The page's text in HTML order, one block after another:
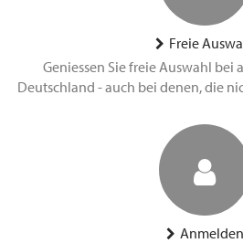
Freie
Geniessen Sie freie Auswahl bei
Deutschland - auch bei denen, die
Anmelden